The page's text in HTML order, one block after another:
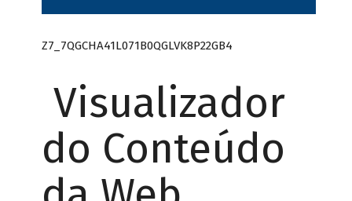
Z7_7QGCHA41L071B0QGLVK8P22GB4
Visualizador
do Conteúdo